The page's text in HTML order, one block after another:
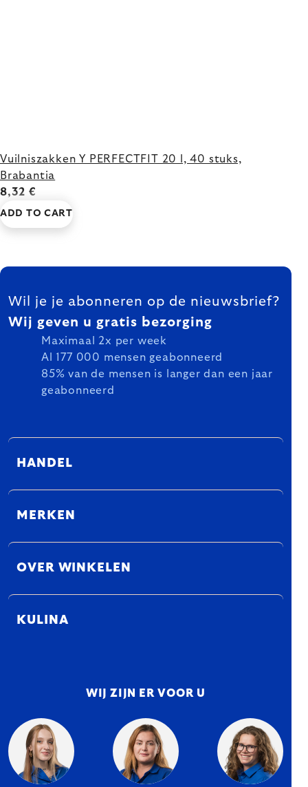
Vuilniszakken Y PERFECTFIT 20 l, 40 stuks,
Brabantia
8,32 €
ADD TO CART
FOOTER
Wil je je abonneren op de nieuwsbrief?
Wij geven u gratis bezorging
Maximaal 2x per week
Al 177 000 mensen geabonneerd
85% van de mensen is langer dan een jaar
geabonneerd
HANDEL
MERKEN
OVER WINKELEN
KULINA
WIJ ZIJN ER VOOR U